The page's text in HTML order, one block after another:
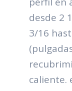
desde 2
3/16
caliente.